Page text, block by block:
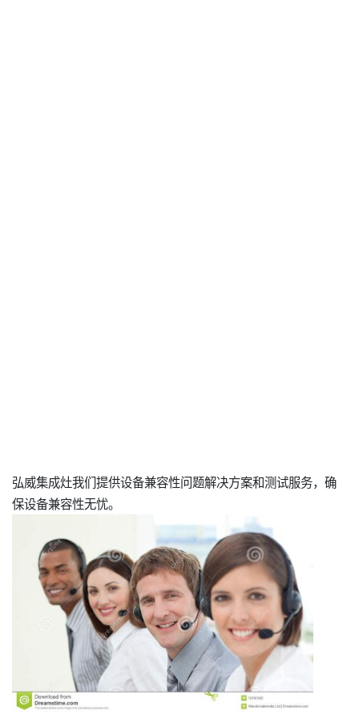
弘威集成灶我们提供设备兼容性问题解决方案和测试服务，确
保设备兼容性无忧。